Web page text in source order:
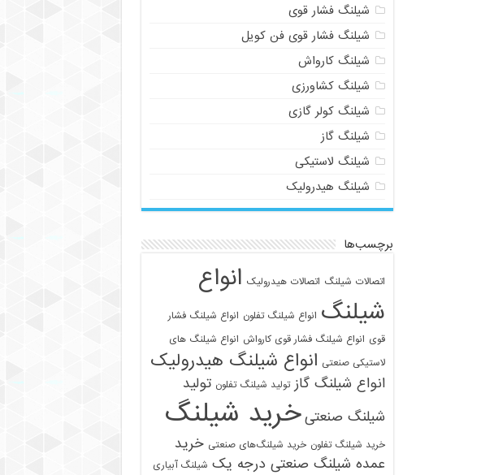
شیلنگ فشار قوی
شیلنگ فشار قوی فن کویل
شیلنگ کارواش
شیلنگ کشاورزی
شیلنگ کولر گازی
شیلنگ گاز
شیلنگ لاستیکی
شیلنگ هیدرولیک
برچسب‌ها
اتصالات شیلنگ اتصالات هیدرولیک انواع
شیلنگ انواع شیلنگ تفلون انواع شیلنگ فشار
قوی انواع شیلنگ فشار قوی کارواش انواع شیلنگ های
لاستیکی صنعتی انواع شیلنگ هیدرولیک
انواع شیلنگ گاز تولید شیلنگ تفلون تولید
شیلنگ صنعتی خرید شیلنگ
خرید شیلنگ تفلون خرید شیلنگ‌های صنعتی خرید
عمده شیلنگ صنعتی درجه یک شیلنگ آبیاری